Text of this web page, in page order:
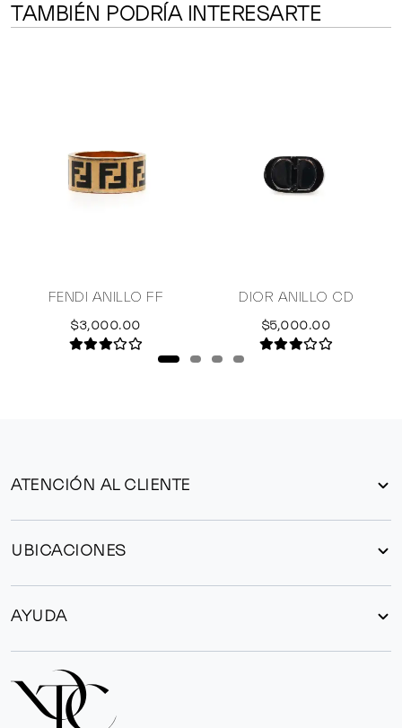
TAMBIÉN PODRÍA INTERESARTE
FENDI ANILLO FF
$3,000.00
DIOR ANILLO CD
$5,000.00
ATENCIÓN AL CLIENTE
UBICACIONES
AYUDA